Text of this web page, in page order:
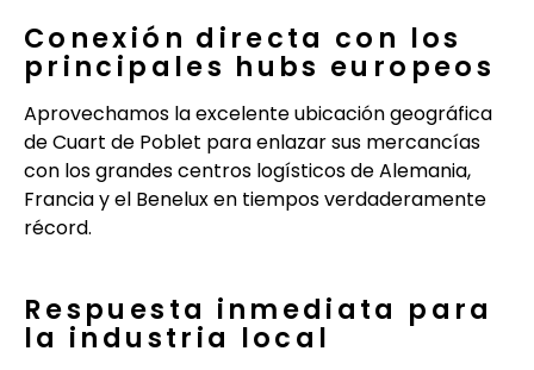
Conexión directa con los
principales hubs europeos
Aprovechamos la excelente ubicación geográfica
de Cuart de Poblet para enlazar sus mercancías
con los grandes centros logísticos de Alemania,
Francia y el Benelux en tiempos verdaderamente
récord.
Respuesta inmediata para
la industria local